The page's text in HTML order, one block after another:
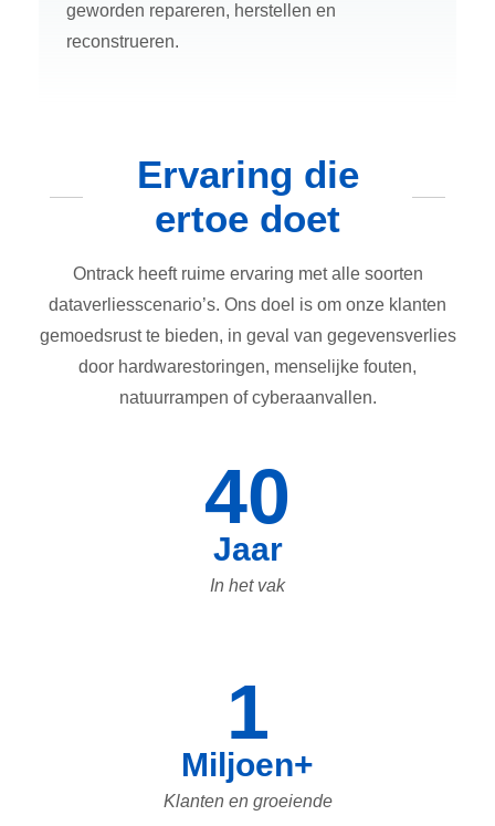
geworden repareren, herstellen en
reconstrueren.
Ervaring die
ertoe doet
Ontrack heeft ruime ervaring met alle soorten
dataverliesscenario’s. Ons doel is om onze klanten
gemoedsrust te bieden, in geval van gegevensverlies
door hardwarestoringen, menselijke fouten,
natuurrampen of cyberaanvallen.
40
Jaar
In het vak
1
Miljoen+
Klanten en groeiende